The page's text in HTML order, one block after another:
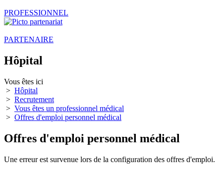
PROFESSIONNEL
PARTENAIRE
Hôpital
Vous êtes ici
> Hôpital
> Recrutement
> Vous êtes un professionnel médical
> Offres d'emploi personnel médical
Offres d'emploi personnel médical
Une erreur est survenue lors de la configuration des offres d'emploi.